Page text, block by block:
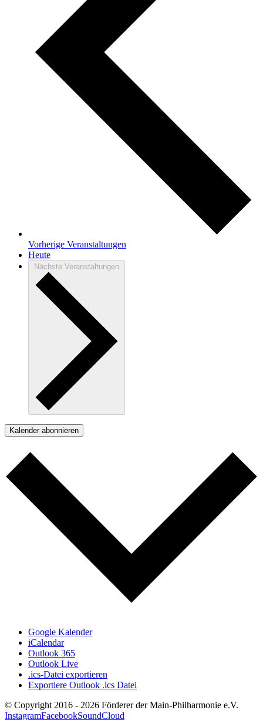
Vorherige Veranstaltungen
Heute
Nächste Veranstaltungen
Kalender abonnieren
Google Kalender
iCalendar
Outlook 365
Outlook Live
.ics-Datei exportieren
Exportiere Outlook .ics Datei
© Copyright 2016 - 2026 Förderer der Main-Philharmonie e.V.
InstagramFacebookSoundCloud